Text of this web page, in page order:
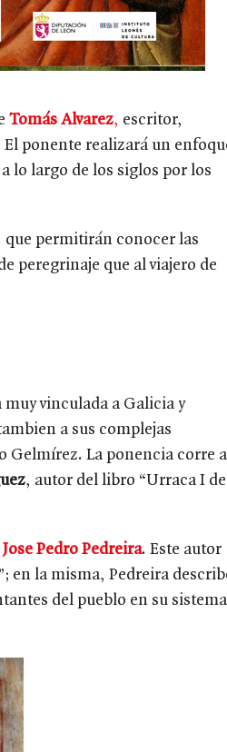
Tomás Alvarez, escritor,
ponente realizará un
lo largo de los siglos por los
que permitirán conocer las
peregrinaje que al viajero de
vinculada a Galicia y
a sus complejas
Gelmírez. La ponencia corre a
, autor del libro “Urraca I de
Jose Pedro Pedreira. Este autor
en la misma, Pedreira
del pueblo en su sistema